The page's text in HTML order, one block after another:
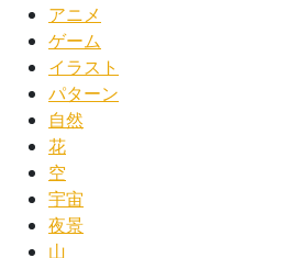
アニメ
ゲーム
イラスト
パターン
自然
花
空
宇宙
夜景
山